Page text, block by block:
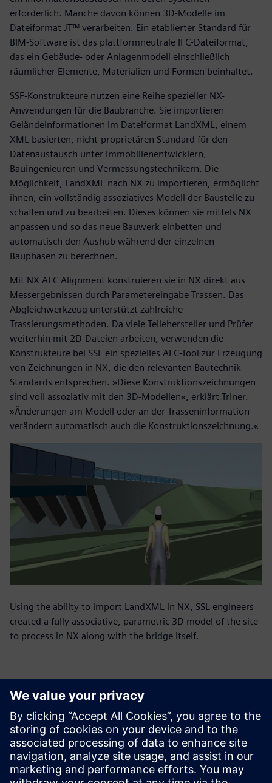
erforderlich. Manche davon können 3D-Modelle im
Dateiformat JT™ verarbeiten. Ein etablierter Standard für
BIM-Software ist das plattformneutrale IFC-Dateiformat,
das ein Gebäude- oder Anlagenmodell einschließlich
räumlicher Elemente, Materialien und Formen beinhaltet.
SSF-Konstrukteure nutzen eine Reihe spezieller NX-
Anwendungen für die Baubranche. Sie importieren
Geländeinformationen im Dateiformat LandXML, einem
XML-basierten, nicht-proprietären Standard für den
Datenaustausch unter Immobilienentwicklern,
Bauingenieuren und Vermessungstechnikern. Die
Möglichkeit, LandXML nach NX zu importieren, ermöglicht
ihnen, ein vollständig assoziatives Modell der Baustelle zu
schaffen und zu bearbeiten. Dieses können sie mittels NX
anpassen und so das neue Bauwerk einbetten und
automatisch den Aushub während der einzelnen
Bauphasen zu berechnen.
Mit NX AEC Alignment konstruieren sie in NX direkt aus
Messergebnissen durch Parametereingabe Trassen. Das
Abgleichwerkzeug unterstützt zahlreiche
Trassierungsmethoden. Da viele Teilehersteller und Prüfer
weiterhin mit 2D-Dateien arbeiten, verwenden die
Konstrukteure bei SSF ein spezielles AEC-Tool zur Erzeugung
von Zeichnungen in NX, die den relevanten Bautechnik-
Standards entsprechen. »Diese Konstruktionszeichnungen
sind voll assoziativ mit den 3D-Modellen«, erklärt Triner.
»Änderungen am Modell oder an der Trasseninformation
verändern automatisch auch die Konstruktionszeichnung.«
Using the ability to import LandXML in NX, SSL engineers
created a fully associative, parametric 3D model of the site
to process in NX along with the bridge itself.